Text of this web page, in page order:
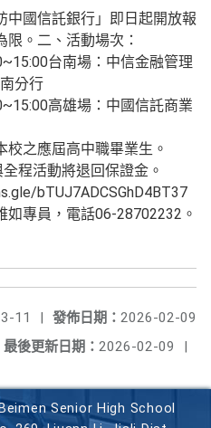
中國信託銀行」即日起開放報
。二、活動場次：
台南場：中信金融管理
分行
高雄場：中國信託商業
之應屆高中職畢業生。
程活動將退回保證金。
bTUJ7ADCSGhD4BT37
專員，電話06-28702232。
校舉辦「高中生參訪
告並轉知學生踴躍報
發佈日期： 2026-02-09
11
|
最後更新日期： 2026-02-09 |
Senior High School